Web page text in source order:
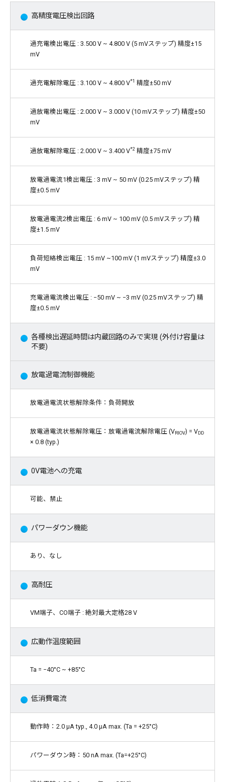
高精度電圧検出回路
過充電検出電圧 : 3.500 V ~ 4.800 V (5 mVステップ) 精度±15
mV
過充電解除電圧 : 3.100 V ~ 4.800 V*1 精度±50 mV
過放電検出電圧 : 2.000 V ~ 3.000 V (10 mVステップ) 精度±50
mV
過放電解除電圧 : 2.000 V ~ 3.400 V*2 精度±75 mV
放電過電流1検出電圧 : 3 mV ~ 50 mV (0.25 mVステップ) 精
度±0.5 mV
放電過電流2検出電圧 : 6 mV ~ 100 mV (0.5 mVステップ) 精
度±1.5 mV
負荷短絡検出電圧 : 15 mV ~100 mV (1 mVステップ) 精度±3.0
mV
充電過電流検出電圧 : −50 mV ~ −3 mV (0.25 mVステップ) 精
度±0.5 mV
各種検出遅延時間は内蔵回路のみで実現 (外付け容量は
不要)
放電過電流制御機能
放電過電流状態解除条件：負荷開放
放電過電流状態解除電圧：放電過電流解除電圧 (VRIOV) = VDD
× 0.8 (typ.)
0V電池への充電
可能、禁止
パワーダウン機能
あり、なし
高耐圧
VM端子、CO端子 : 絶対最大定格28 V
広動作温度範囲
Ta = −40°C ~ +85°C
低消費電流
動作時：2.0 μA typ., 4.0 μA max. (Ta = +25°C)
パワーダウン時：50 nA max. (Ta=+25°C)